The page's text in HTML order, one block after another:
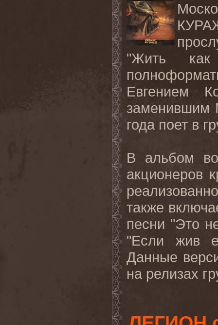
"Жить
Евгением
заменившим
года поет в
В альбом
акционеров
также
песни "Это
"Если жив
Данные
на релизах